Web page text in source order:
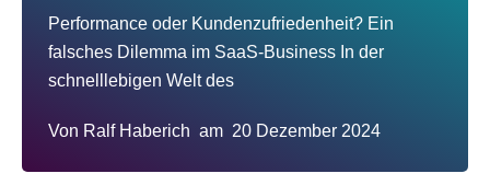
Performance oder Kundenzufriedenheit? Ein
falsches Dilemma im SaaS-Business In der
schnelllebigen Welt des
Von Ralf Haberich am 20 Dezember 2024